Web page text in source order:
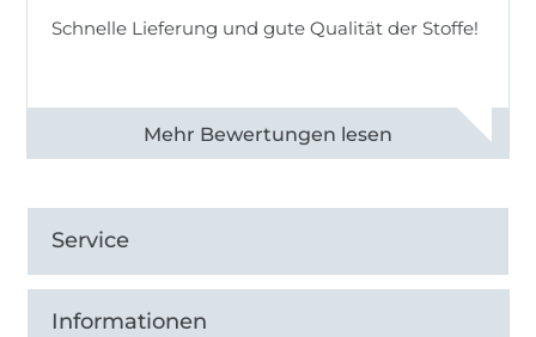
Schnelle Lieferung und gute Qualität der Stoffe!
Alle 82990 Bewertungen ansehen
Service
Informationen